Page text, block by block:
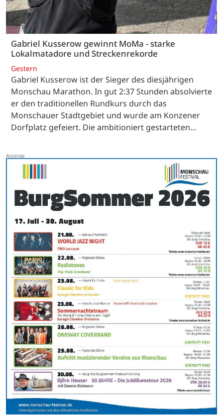
Gabriel Kusserow gewinnt MoMa - starke
Lokalmatadore und Streckenrekorde
Gestern
Gabriel Kusserow ist der Sieger des diesjährigen
Monschau Marathon. In gut 2:37 Stunden absolvierte
er den traditionellen Rundkurs durch das
Monschauer Stadtgebiet und wurde am Konzener
Dorfplatz gefeiert. Die ambitioniert gestarteten…